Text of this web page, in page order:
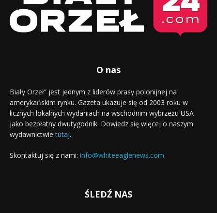
O nas
Biały Orzeł” jest jednym z liderów prasy polonijnej na
amerykańskim rynku. Gazeta ukazuje się od 2003 roku w
licznych lokalnych wydaniach na wschodnim wybrzeżu USA
jako bezpłatny dwutygodnik. Dowiedz się więcej o naszym
wydawnictwietutaj.
Skontaktuj się z nami: info@whiteeaglenews.com
ŚLEDŹ NAS